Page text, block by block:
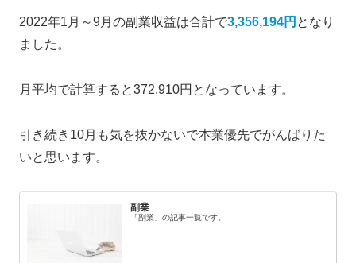
2022年1月～9月の副業収益は合計で3,356,194円 となり
ました。
月平均で計算すると372,910円となっています。
引き続き10月も気を抜かないで本業優先でがんばりた
いと思います。
副業
「副業」の記事一覧です。